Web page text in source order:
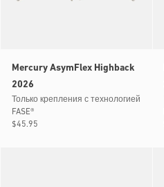
Mercury AsymFlex Highback
2026
Только крепления с технологией
FASE®
Обычная
$45.95